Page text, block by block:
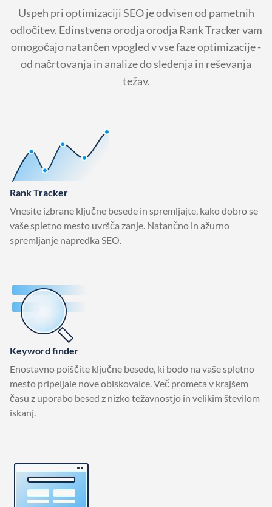
Uspeh pri optimizaciji SEO je odvisen od pametnih
odločitev. Edinstvena orodja orodja Rank Tracker vam
omogočajo natančen vpogled v vse faze optimizacije -
od načrtovanja in analize do sledenja in reševanja
težav.
Rank Tracker
Vnesite izbrane ključne besede in spremljajte, kako dobro se
vaše spletno mesto uvršča zanje. Natančno in ažurno
spremljanje napredka SEO.
Keyword finder
Enostavno poiščite ključne besede, ki bodo na vaše spletno
mesto pripeljale nove obiskovalce. Več prometa v krajšem
času z uporabo besed z nizko težavnostjo in velikim številom
iskanj.